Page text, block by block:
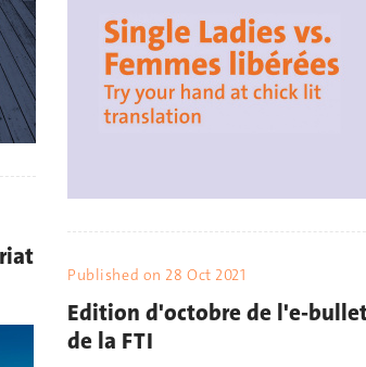
Published on 28 Oct 2021
Edition d'octobre de l'e-
de la FTI